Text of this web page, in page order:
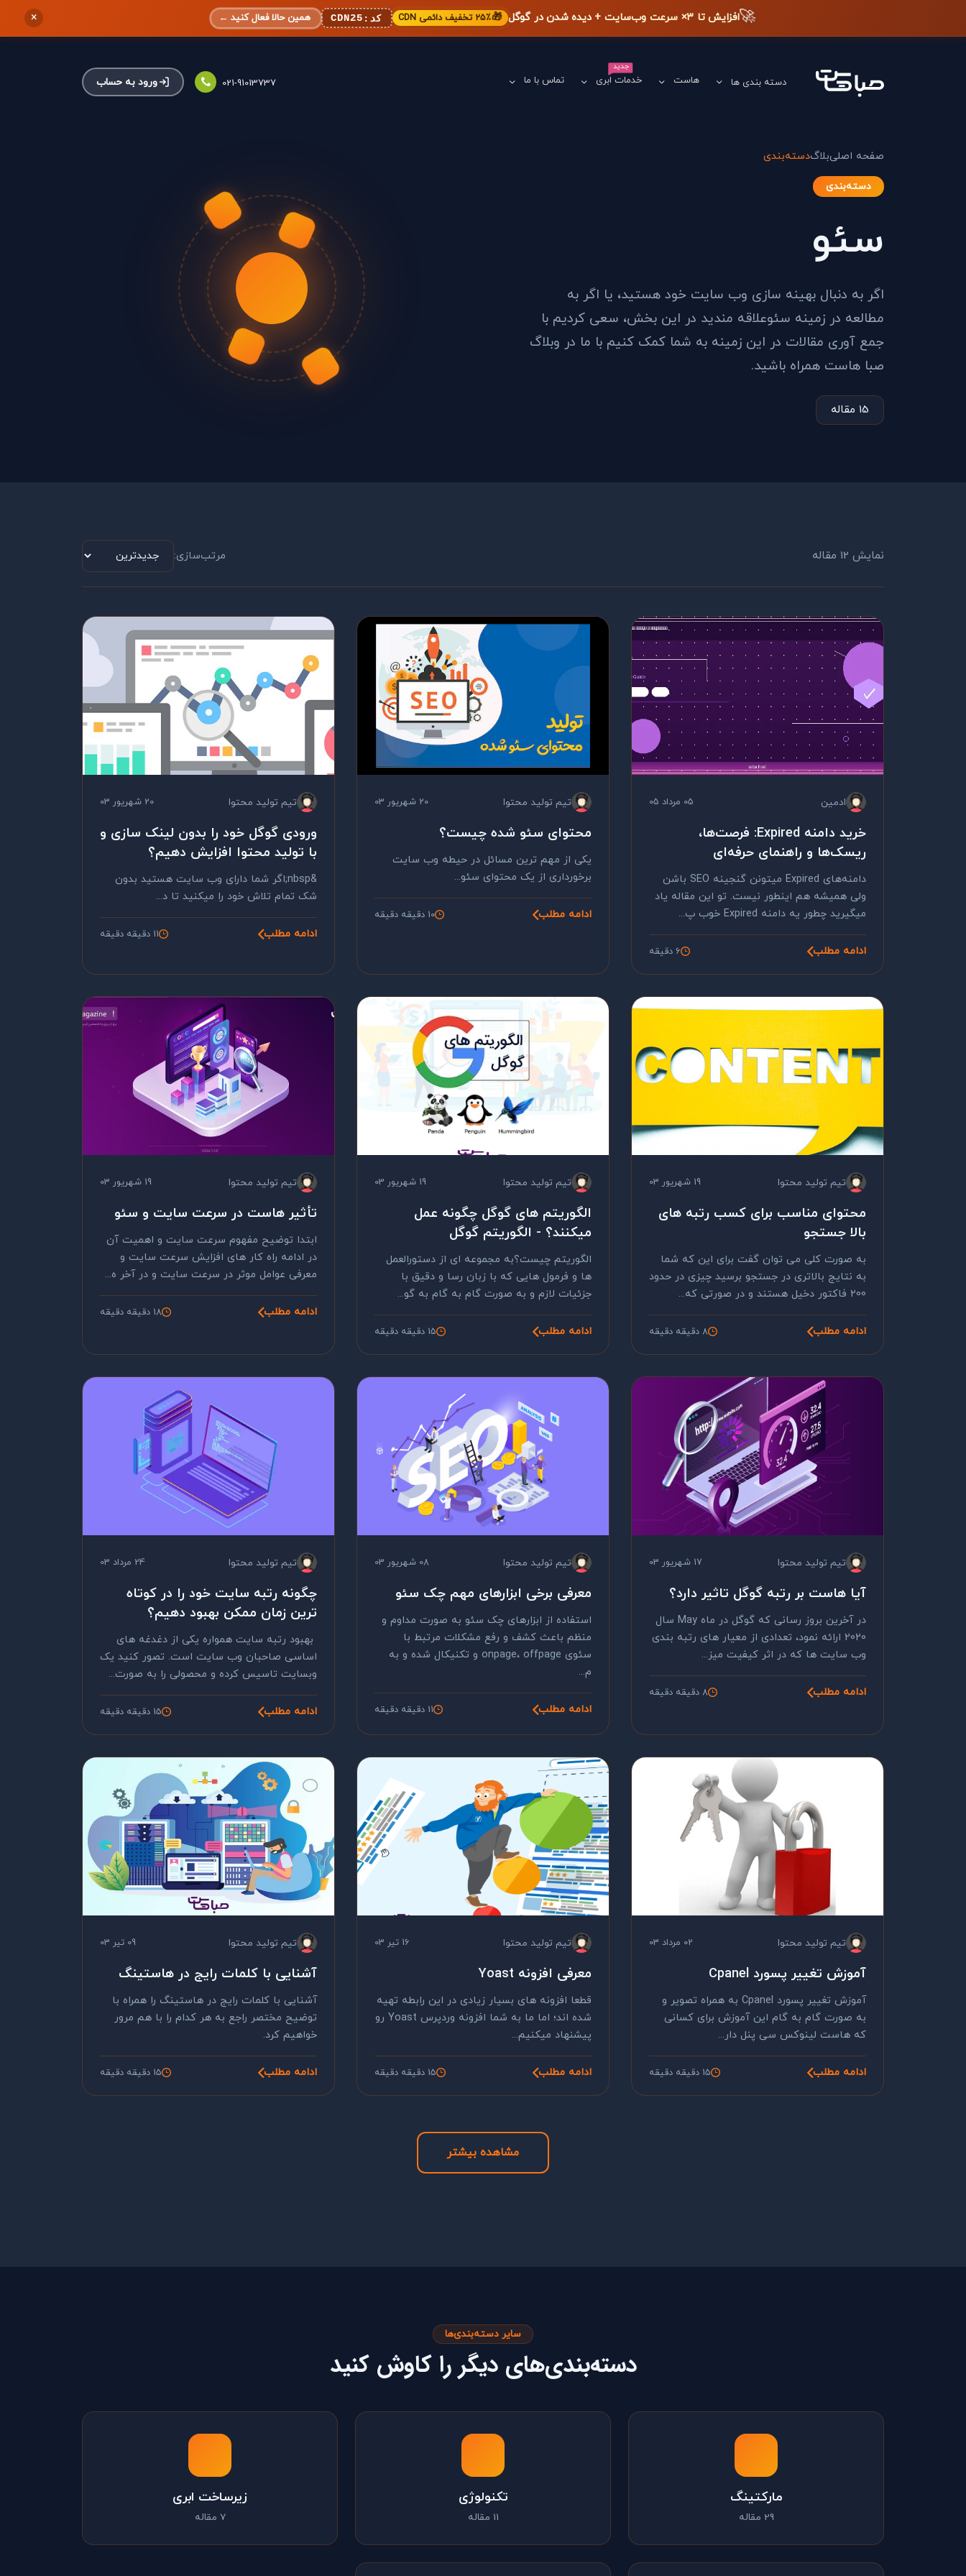
🚀افزایش تا ۳× سرعت وب‌سایت + دیده شدن در گوگل 🎁۲۵٪ تخفیف دائمی CDN کد: CDN25 همین حالا فعال کنید ←
×
دسته بندی ها هاست
جدید
خدمات ابری تماس با ما 021-91013737 ورود به حساب
صفحه اصلیبلاگدسته‌بندی
دسته‌بندی
سئو
اگر به دنبال بهینه سازی وب سایت خود هستید، یا اگر به
مطالعه در زمینه سئوعلاقه مندید در این بخش، سعی کردیم با
جمع آوری مقالات در این زمینه به شما کمک کنیم با ما در وبلاگ
صبا هاست همراه باشید.
15 مقاله
نمایش 12 مقاله مرتب‌سازی:
ادمین 05 مرداد 05
خرید دامنه Expired: فرصت‌ها،
ریسک‌ها و راهنمای حرفه‌ای
دامنه‌های Expired میتونن گنجینه SEO باشن
ولی همیشه هم اینطور نیست. تو این مقاله یاد
میگیرید چطور یه دامنه Expired خوب پ...
ادامه مطلب 6 دقیقه
تیم تولید محتوا 20 شهریور 03
محتوای سئو شده چیست؟
یکی از مهم ترین مسائل در حیطه وب سایت
برخورداری از یک محتوای سئو...
ادامه مطلب 10 دقیقه دقیقه
تیم تولید محتوا 20 شهریور 03
ورودی گوگل خود را بدون لینک سازی و
با تولید محتوا افزایش دهیم؟
&nbsp;اگر شما دارای وب سایت هستید بدون
شک تمام تلاش خود را میکنید تا د...
ادامه مطلب 11 دقیقه دقیقه
تیم تولید محتوا 19 شهریور 03
محتوای مناسب برای کسب رتبه های
بالا جستجو
به صورت کلی می توان گفت برای این که شما
به نتایج بالاتری در جستجو برسید چیزی در حدود
200 فاکتور دخیل هستند و در صورتی که...
ادامه مطلب 8 دقیقه دقیقه
تیم تولید محتوا 19 شهریور 03
الگوریتم های گوگل چگونه عمل
میکنند؟ - الگوریتم گوگل
الگوریتم چیست؟به مجموعه ای از دستورالعمل
ها و فرمول هایی که با زبان رسا و دقیق با
جزئیات لازم و به صورت گام به گام به گو...
ادامه مطلب 15 دقیقه دقیقه
تیم تولید محتوا 19 شهریور 03
تأثیر هاست در سرعت سایت و سئو
ابتدا توضیح مفهوم سرعت سایت و اهمیت آن
در ادامه راه کار های افزایش سرعت سایت و
معرفی عوامل موثر در سرعت سایت و در آخر ه...
ادامه مطلب 18 دقیقه دقیقه
تیم تولید محتوا 17 شهریور 03
آیا هاست بر رتبه گوگل تاثیر دارد؟
در آخرین بروز رسانی که گوگل در ماه May سال
2020 ارائه نمود، تعدادی از معیار های رتبه بندی
وب سایت ها که در اثر کیفیت میز...
ادامه مطلب 8 دقیقه دقیقه
تیم تولید محتوا 08 شهریور 03
معرفی برخی ابزارهای مهم چک سئو
استفاده از ابزارهای چک سئو به صورت مداوم و
منظم باعث کشف و رفع مشکلات مرتبط با
سئوی onpage، offpage و تکنیکال شده و به
م...
ادامه مطلب 11 دقیقه دقیقه
تیم تولید محتوا 24 مرداد 03
چگونه رتبه سایت خود را در کوتاه
ترین زمان ممکن بهبود دهیم؟
بهبود رتبه سایت همواره یکی از دغدغه های
اساسی صاحبان وب سایت است. تصور کنید یک
وبسایت تاسیس کرده و محصولی را به صورت...
ادامه مطلب 15 دقیقه دقیقه
تیم تولید محتوا 02 مرداد 03
آموزش تغییر پسورد Cpanel
آموزش تغییر پسورد Cpanel به همراه تصویر و
به صورت گام به گام این آموزش برای کسانی
که هاست لینوکس سی پنل دار...
ادامه مطلب 15 دقیقه دقیقه
تیم تولید محتوا 16 تیر 03
معرفی افزونه Yoast
قطعا افزونه های بسیار زیادی در این رابطه تهیه
شده اند؛ اما ما به شما افزونه وردپرس Yoast رو
پیشنهاد میکنیم...
ادامه مطلب 15 دقیقه دقیقه
تیم تولید محتوا 09 تیر 03
آشنایی با کلمات رایج در هاستینگ
آشنایی با کلمات رایج در هاستینگ را همراه با
توضیح مختصر راجع به هر کدام را با هم مرور
خواهیم کرد.
ادامه مطلب 15 دقیقه دقیقه
مشاهده بیشتر
سایر دسته‌بندی‌ها
دسته‌بندی‌های دیگر را کاوش کنید
مارکتینگ
29 مقاله
تکنولوژی
11 مقاله
زیرساخت ابری
7 مقاله